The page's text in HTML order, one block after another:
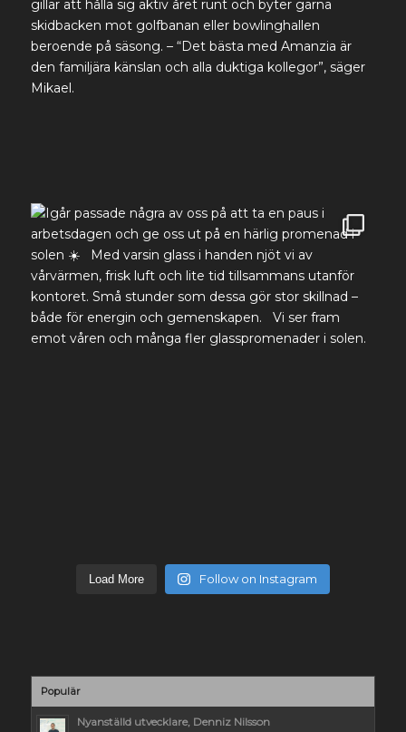
Load More Follow on Instagram
Populär
Nyanställd utvecklare, Denniz Nilsson